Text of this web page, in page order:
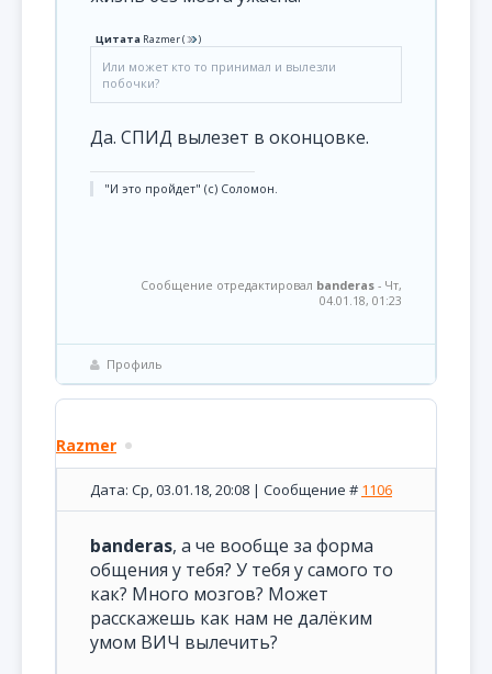
Цитата Razmer( )
Или может кто то принимал и вылезли
побочки?
Да. СПИД вылезет в оконцовке.
"И это пройдет" (с) Соломон.
Сообщение отредактировал banderas - Чт,
04.01.18, 01:23
Профиль
Razmer
Дата: Ср, 03.01.18, 20:08 | Сообщение # 1106
banderas, а че вообще за форма
общения у тебя? У тебя у самого то
как? Много мозгов? Может
расскажешь как нам не далёким
умом ВИЧ вылечить?